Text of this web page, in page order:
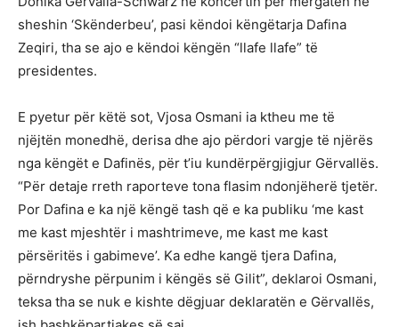
sheshin ‘Skënderbeu’, pasi këndoi këngëtarja Dafina
Zeqiri, tha se ajo e këndoi këngën “llafe llafe” të
presidentes.
E pyetur për këtë sot, Vjosa Osmani ia ktheu me të
njëjtën monedhë, derisa dhe ajo përdori vargje të njërës
nga këngët e Dafinës, për t’iu kundërpërgjigjur Gërvallës.
“Për detaje rreth raporteve tona flasim ndonjëherë tjetër.
Por Dafina e ka një këngë tash që e ka publiku ‘me kast
me kast mjeshtër i mashtrimeve, me kast me kast
përsëritës i gabimeve’. Ka edhe kangë tjera Dafina,
përndryshe përpunim i këngës së Gilit”, deklaroi Osmani,
teksa tha se nuk e kishte dëgjuar deklaratën e Gërvallës,